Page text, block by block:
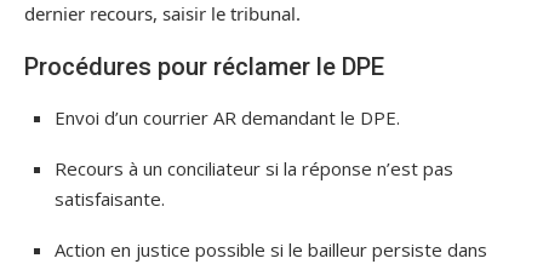
dernier recours, saisir le tribunal.
Procédures pour réclamer le DPE
Envoi d’un courrier AR demandant le DPE.
Recours à un conciliateur si la réponse n’est pas
satisfaisante.
Action en justice possible si le bailleur persiste dans